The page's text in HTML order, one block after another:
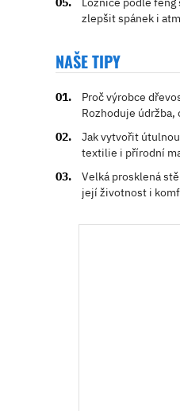
zlepšit spánek i
NAŠE TIPY
Proč výrobce
Rozhoduje
Jak vytvořit
textilie i přírodní
Velká prosklená
její životnost i